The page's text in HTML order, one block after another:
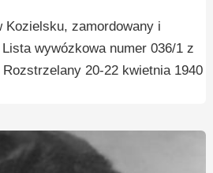
Kozielsku, zamordowany i
wywózkowa numer 036/1 z
20-22 kwietnia 1940